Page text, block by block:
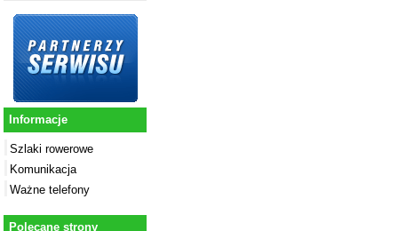
Informacje
Szlaki rowerowe
Komunikacja
Ważne telefony
Polecane strony